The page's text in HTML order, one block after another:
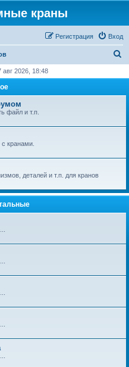
краны
Вход
Регистрация
с
2026, 18:48
файл и т.п.
кранами.
деталей и т.п. для кранов